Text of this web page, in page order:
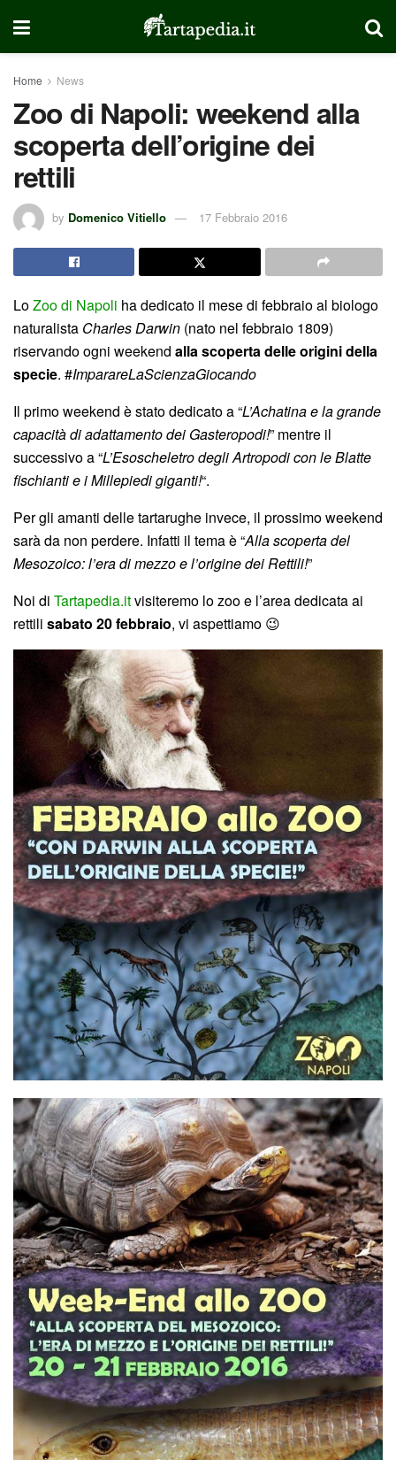
Home News
Zoo di Napoli: weekend alla
scoperta dell’origine dei
rettili
by Domenico Vitiello 17 Febbraio 2016
LoZoo di Napoli ha dedicato il mese di febbraio al biologo
naturalista Charles Darwin (nato nel febbraio 1809)
riservando ogni weekend alla scoperta delle origini della
specie. #ImparareLaScienzaGiocando
Il primo weekend è stato dedicato a “‎L’Achatina e la grande
capacità di adattamento dei ‎Gasteropodi‬!” mentre il
successivo a “L’Esoscheletro degli Artropodi con le Blatte
fischianti e i Millepiedi giganti!“.
Per gli amanti delle tartarughe invece, il prossimo weekend
sarà da non perdere. Infatti il tema è “Alla scoperta del
Mesozoico: l’era di mezzo e l’origine dei Rettili!”
Noi di Tartapedia.itvisiteremo lo zoo e l’area dedicata ai
rettili sabato 20 febbraio, vi aspettiamo 😉